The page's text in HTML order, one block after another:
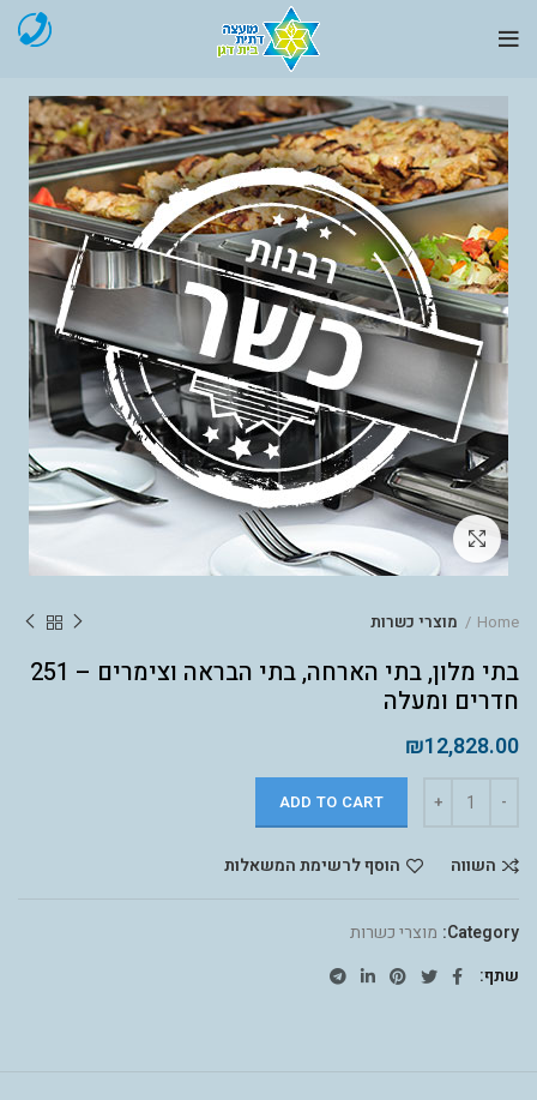
לחץ להגדלה
Home מוצרי כשרות
בתי מלון, בתי הארחה, בתי הבראה וצימרים – 251
חדרים ומעלה
₪12,828.00
ADD TO CART
השווה הוסף לרשימת המשאלות
Category: מוצרי כשרות
שתף